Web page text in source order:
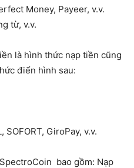
Money, Payeer, v.v.
từ, v.v.
là hình thức nạp tiền cũng
điển hình sau:
GiroPay, v.v.
bao gồm: Nạp